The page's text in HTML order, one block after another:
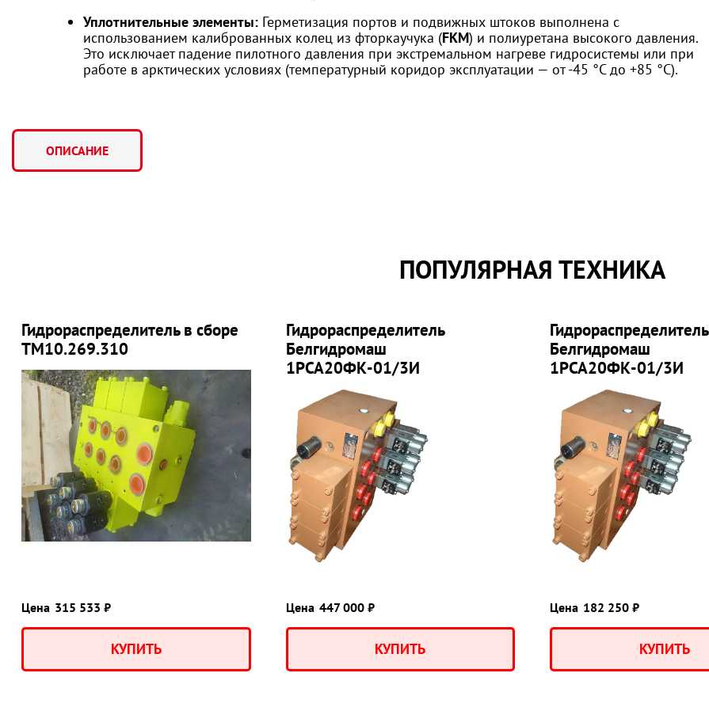
Уплотнительные элементы: Герметизация портов и подвижных штоков выполнена с
использованием калиброванных колец из фторкаучука (FKM) и полиуретана высокого давления.
Это исключает падение пилотного давления при экстремальном нагреве гидросистемы или при
работе в арктических условиях (температурный коридор эксплуатации — от -45 °C до +85 °C).
ОПИСАНИЕ
ПОПУЛЯРНАЯ ТЕХНИКА
Гидрораспределитель в сборе
ТМ10.269.310
Цена 315 533 ₽
КУПИТЬ
Гидрораспределитель
Белгидромаш
1РСА20ФК-01/3И
Цена 447 000 ₽
КУПИТЬ
Гидрораспределитель
Белгидромаш
1РСА20ФК-01/3И
Цена 182 250 ₽
КУПИТЬ